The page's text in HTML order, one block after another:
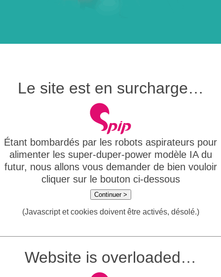
Le site est en surcharge…
Étant bombardés par les robots aspirateurs pour
alimenter les super-duper-power modèle IA du
futur, nous allons vous demander de bien vouloir
cliquer sur le bouton ci-dessous
Continuer >
(Javascript et cookies doivent être activés, désolé.)
Website is overloaded…